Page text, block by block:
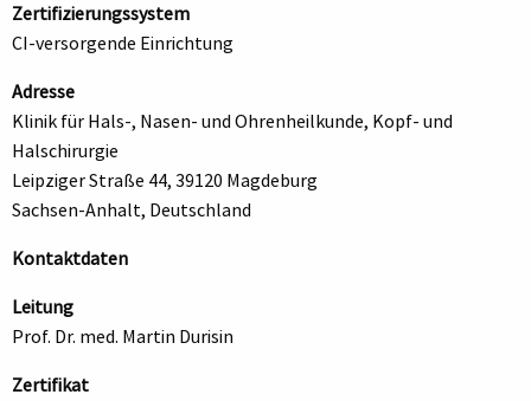
Zertifizierungssystem
CI-versorgende Einrichtung
Adresse
Klinik für Hals-, Nasen- und Ohrenheilkunde, Kopf- und
Halschirurgie
Leipziger Straße 44, 39120 Magdeburg
Sachsen-Anhalt, Deutschland
Kontaktdaten
Leitung
Prof. Dr. med. Martin Durisin
Zertifikat